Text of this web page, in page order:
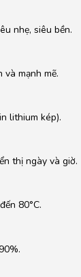
nhẹ, siêu bền.
và mạnh mẽ.
lithium kép).
thị ngày và giờ.
80°C.